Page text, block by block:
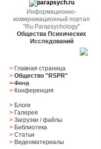
Информационно-
коммуникационный портал
"Ru.Parapsychology"
Общества Психических
Исследований
> Главная страница
> Общество "RSPR"
> Фонд
> Конференция
> Блоги
> Галерея
> Загрузки/файлы
> Библиотека
> Статьи
> Видеоматериалы